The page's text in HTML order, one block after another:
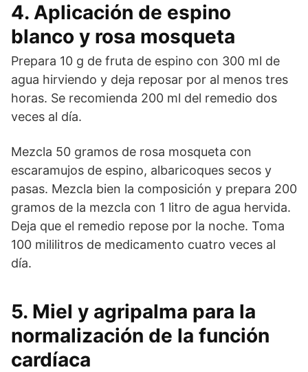
4. Aplicación de espino
blanco y rosa mosqueta
Prepara 10 g de fruta de espino con 300 ml de
agua hirviendo y deja reposar por al menos tres
horas. Se recomienda 200 ml del remedio dos
veces al día.
Mezcla 50 gramos de rosa mosqueta con
escaramujos de espino, albaricoques secos y
pasas. Mezcla bien la composición y prepara 200
gramos de la mezcla con 1 litro de agua hervida.
Deja que el remedio repose por la noche. Toma
100 mililitros de medicamento cuatro veces al
día.
5. Miel y agripalma para la
normalización de la función
cardíaca